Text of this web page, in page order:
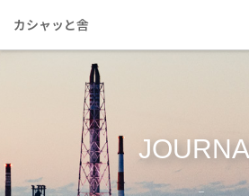
カシャッと舎
_